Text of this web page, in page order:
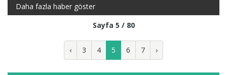
Daha fazla haber göster
Sayfa 5 / 80
‹ 3 4 5 6 7 ›